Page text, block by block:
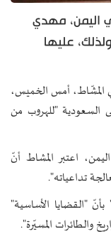
اليمن، مهدي
عليها
المشّاط، أمس الخميس،
السعودية "للهروب من
اعتبر المشاط أنّ
تداعياته".
"القضايا الأساسية"
والطائرات المسيّرة".